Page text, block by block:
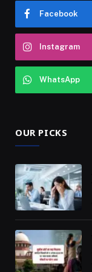
Facebook
Instagram
WhatsApp
OUR PICKS